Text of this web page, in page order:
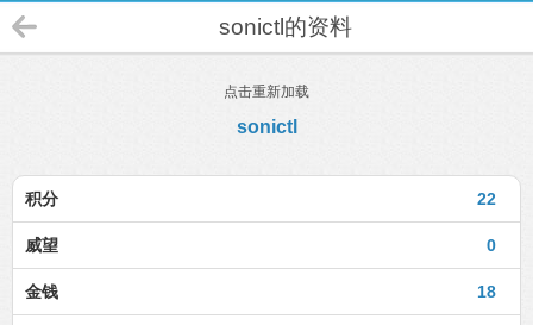
sonictl的资料
点击重新加载
sonictl
22
积分
0
威望
18
金钱